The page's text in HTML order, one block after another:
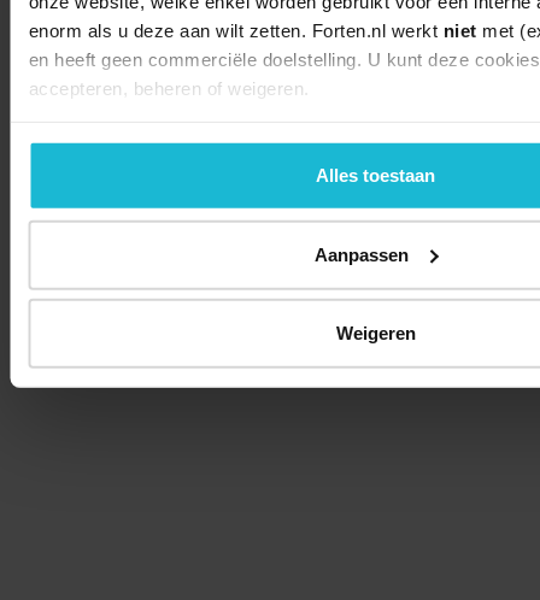
enorm als u deze aan wilt zetten. Forten.nl werkt niet met
en heeft geen commerciële doelstelling. U kunt deze
accepteren, beheren of weigeren.
Alles toestaan
Aanpassen
Weigeren